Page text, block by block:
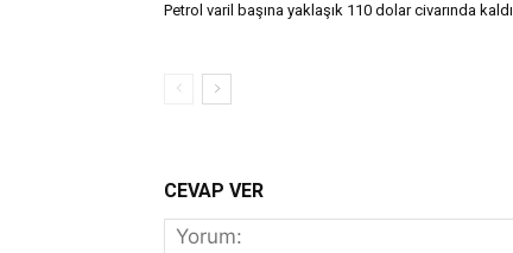
Petrol varil başına yaklaşık 110 dolar civarında kaldı
CEVAP VER